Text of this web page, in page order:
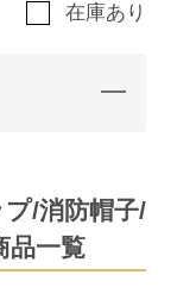
在庫あり
/消防帽子/
品一覧